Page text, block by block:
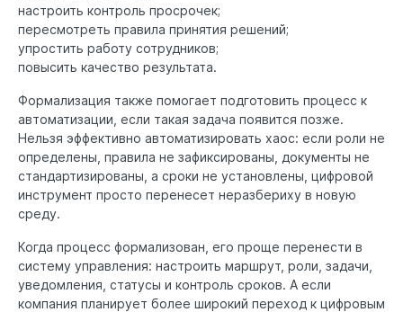
настроить контроль просрочек;
пересмотреть правила принятия решений;
упростить работу сотрудников;
повысить качество результата.
Формализация также помогает подготовить процесс к
автоматизации, если такая задача появится позже.
Нельзя эффективно автоматизировать хаос: если роли не
определены, правила не зафиксированы, документы не
стандартизированы, а сроки не установлены, цифровой
инструмент просто перенесет неразбериху в новую
среду.
Когда процесс формализован, его проще перенести в
систему управления: настроить маршрут, роли, задачи,
уведомления, статусы и контроль сроков. А если
компания планирует более широкий переход к цифровым